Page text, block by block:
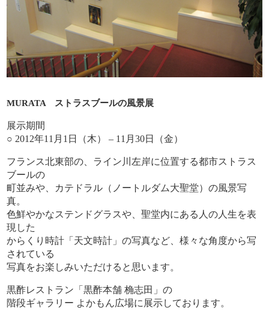
MURATA ストラスブールの風景展
展示期間
○ 2012年11月1日（木） – 11月30日（金）
フランス北東部の、ライン川左岸に位置する都市ストラス
ブールの
町並みや、カテドラル（ノートルダム大聖堂）の風景写
真。
色鮮やかなステンドグラスや、聖堂内にある人の人生を表
現した
からくり時計「天文時計」の写真など、様々な角度から写
されている
写真をお楽しみいただけると思います。
黒酢レストラン「黒酢本舗 桷志田」の
階段ギャラリー よかもん広場に展示しております。